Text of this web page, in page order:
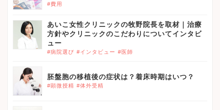
#費用
あいこ女性クリニックの牧野院長を取材｜治療
方針やクリニックのこだわりについてインタビ
ュー
#病院選び #インタビュー #医師
胚盤胞の移植後の症状は？着床時期はいつ？
#顕微授精 #体外受精